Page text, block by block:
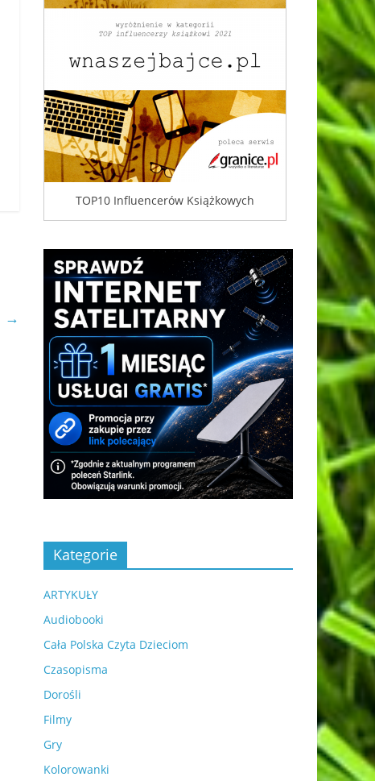
→
TOP10 Influencerów Książkowych
Kategorie
ARTYKUŁY
Audiobooki
Cała Polska Czyta Dzieciom
Czasopisma
Dorośli
Filmy
Gry
Kolorowanki